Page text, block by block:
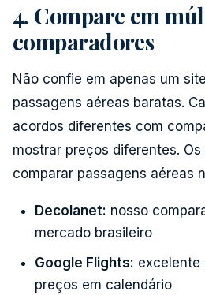
4. Compare em
comparadores
Não confie em apenas um
passagens aéreas baratas.
acordos diferentes com
mostrar preços diferentes.
comparar passagens aéreas
Decolanet: nosso
mercado brasileiro
Google Flights: excelente
preços em calendário